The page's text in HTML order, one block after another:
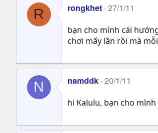
R rongkhet 27/1/11
bạn cho mình cái
chơi mấy lần rồi mà
N namddk 20/1/11
hi Kalulu, bạn cho